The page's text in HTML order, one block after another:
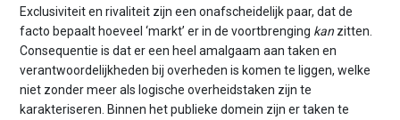
Exclusiviteit en rivaliteit zijn een onafscheidelijk paar, dat de
facto bepaalt hoeveel ‘markt’ er in de voortbrenging kan zitten.
Consequentie is dat er een heel amalgaam aan taken en
verantwoordelijkheden bij overheden is komen te liggen, welke
niet zonder meer als logische overheidstaken zijn te
karakteriseren. Binnen het publieke domein zijn er taken te